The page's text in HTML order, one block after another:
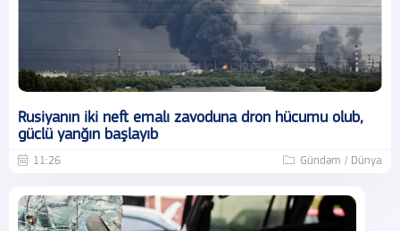
Rusiyanın iki neft emalı zavoduna dron hücumu olub,
güclü yanğın başlayıb
11:26 Gündəm / Dünya